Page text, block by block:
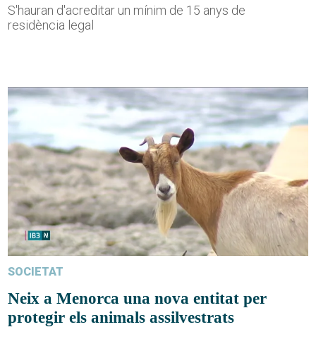
S'hauran d'acreditar un mínim de 15 anys de
residència legal
SOCIETAT
Neix a Menorca una nova entitat per
protegir els animals assilvestrats